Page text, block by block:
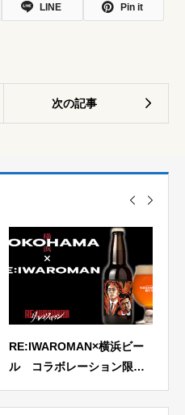
LINE Pin it
RE:IWAROMAN×横浜ビー
ル コラボレーション限定
12時より予約受付開始！限
精